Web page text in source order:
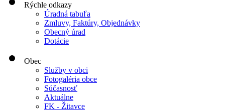
Rýchle odkazy
Úradná tabuľa
Zmluvy, Faktúry, Objednávky
Obecný úrad
Dotácie
Obec
Služby v obci
Fotogaléria obce
Súčasnosť
Aktuálne
FK - Žitavce